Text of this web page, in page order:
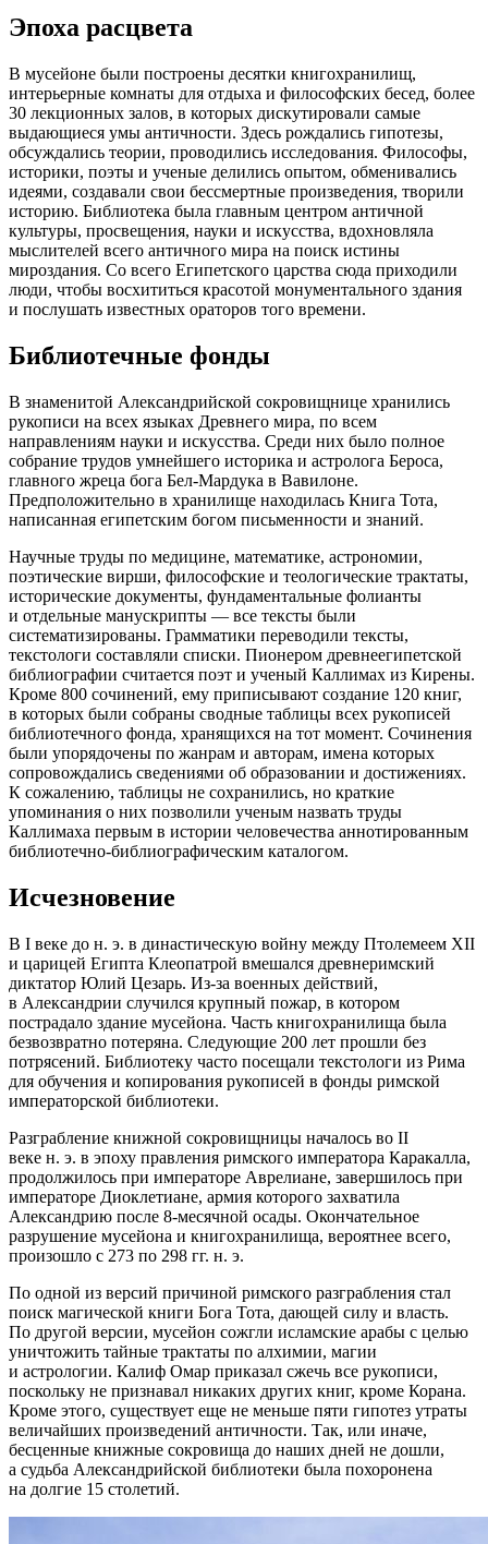
Эпоха расцвета
В мусейоне были построены десятки книгохранилищ,
интерьерные комнаты для отдыха и философских бесед, более
30 лекционных залов, в которых дискутировали самые
выдающиеся умы античности. Здесь рождались гипотезы,
обсуждались теории, проводились исследования. Философы,
историки, поэты и ученые делились опытом, обменивались
идеями, создавали свои бессмертные произведения, творили
историю. Библиотека была главным центром античной
культуры, просвещения, науки и искусства, вдохновляла
мыслителей всего античного мира на поиск истины
мироздания. Со всего Египетского царства сюда приходили
люди, чтобы восхититься красотой монументального здания
и послушать известных ораторов того времени.
Библиотечные фонды
В знаменитой Александрийской сокровищнице хранились
рукописи на всех языках Древнего мира, по всем
направлениям науки и искусства. Среди них было полное
собрание трудов умнейшего историка и астролога Бероса,
главного жреца бога Бел-Мардука в Вавилоне.
Предположительно в хранилище находилась Книга Тота,
написанная египетским богом письменности и знаний.
Научные труды по медицине, математике, астрономии,
поэтические вирши, философские и теологические трактаты,
исторические документы, фундаментальные фолианты
и отдельные манускрипты — все тексты были
систематизированы. Грамматики переводили тексты,
текстологи составляли списки. Пионером древнеегипетской
библиографии считается поэт и ученый Каллимах из Кирены.
Кроме 800 сочинений, ему приписывают создание 120 книг,
в которых были собраны сводные таблицы всех рукописей
библиотечного фонда, хранящихся на тот момент. Сочинения
были упорядочены по жанрам и авторам, имена которых
сопровождались сведениями об образовании и достижениях.
К сожалению, таблицы не сохранились, но краткие
упоминания о них позволили ученым назвать труды
Каллимаха первым в истории человечества аннотированным
библиотечно-библиографическим каталогом.
Исчезновение
В I веке до н. э. в династическую войну между Птолемеем XII
и царицей Египта Клеопатрой вмешался древнеримский
диктатор Юлий Цезарь. Из-за военных действий,
в Александрии случился крупный пожар, в котором
пострадало здание мусейона. Часть книгохранилища была
безвозвратно потеряна. Следующие 200 лет прошли без
потрясений. Библиотеку часто посещали текстологи из Рима
для обучения и копирования рукописей в фонды римской
императорской библиотеки.
Разграбление книжной сокровищницы началось во II
веке н. э. в эпоху правления римского императора Каракалла,
продолжилось при императоре Аврелиане, завершилось при
императоре Диоклетиане, армия которого захватила
Александрию после 8-месячной осады. Окончательное
разрушение мусейона и книгохранилища, вероятнее всего,
произошло с 273 по 298 гг. н. э.
По одной из версий причиной римского разграбления стал
поиск магической книги Бога Тота, дающей силу и власть.
По другой версии, мусейон сожгли исламские арабы с целью
уничтожить тайные трактаты по алхимии, магии
и астрологии. Калиф Омар приказал сжечь все рукописи,
поскольку не признавал никаких других книг, кроме Корана.
Кроме этого, существует еще не меньше пяти гипотез утраты
величайших произведений античности. Так, или иначе,
бесценные книжные сокровища до наших дней не дошли,
а судьба Александрийской библиотеки была похоронена
на долгие 15 столетий.